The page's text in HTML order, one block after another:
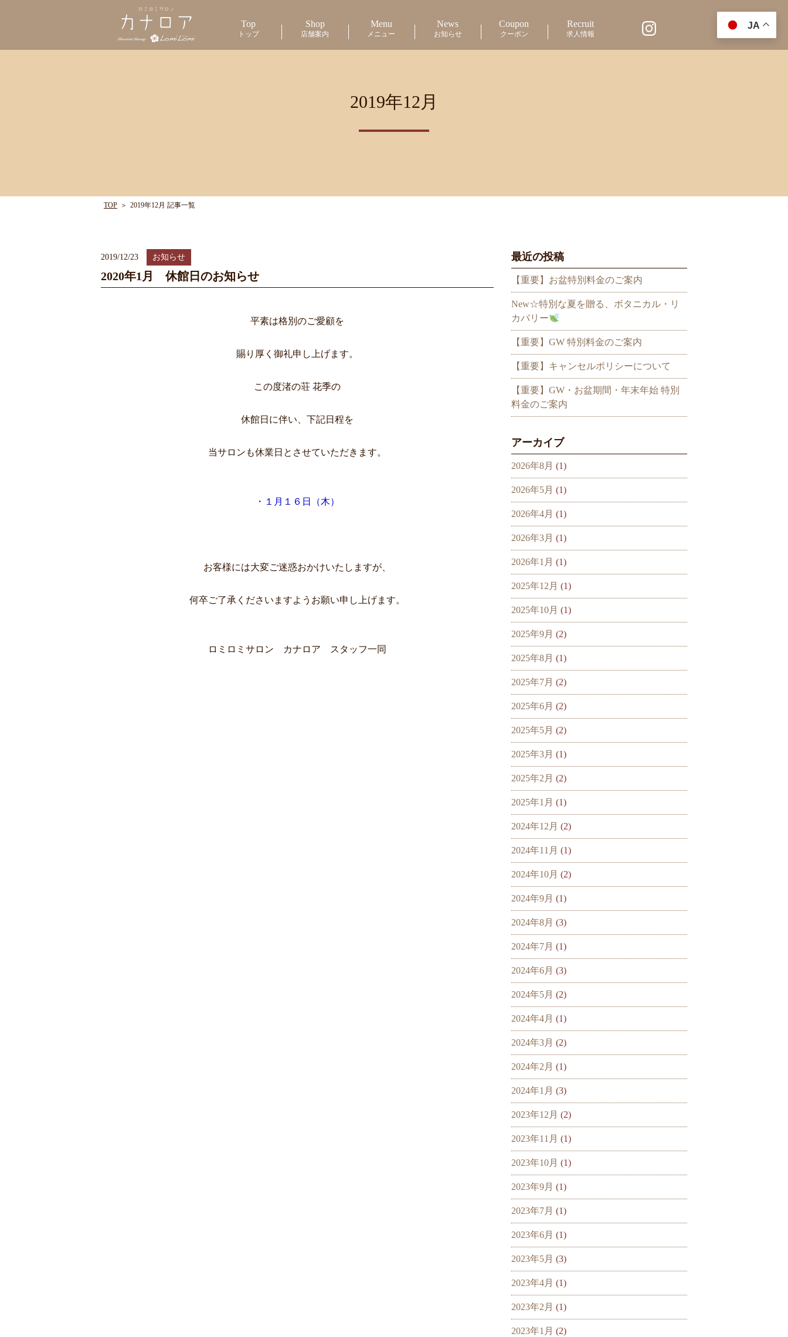
Top
トップ
Shop
店舗案内
Menu
メニュー
News
お知らせ
Coupon
クーポン
Recruit
求人情報
2019年12月
TOP ＞ 2019年12月 記事一覧
2019/12/23 お知らせ
2020年1月 休館日のお知らせ
平素は格別のご愛顧を
賜り厚く御礼申し上げます。
この度渚の荘 花季の
休館日に伴い、下記日程を
当サロンも休業日とさせていただきます。
・１月１６日（木）
お客様には大変ご迷惑おかけいたしますが、
何卒ご了承くださいますようお願い申し上げます。
ロミロミサロン カナロア スタッフ一同
最近の投稿
【重要】お盆特別料金のご案内
New☆特別な夏を贈る、ボタニカル・リ
カバリー
【重要】GW 特別料金のご案内
【重要】キャンセルポリシーについて
【重要】GW・お盆期間・年末年始 特別
料金のご案内
アーカイブ
2026年8月 (1)
2026年5月 (1)
2026年4月 (1)
2026年3月 (1)
2026年1月 (1)
2025年12月 (1)
2025年10月 (1)
2025年9月 (2)
2025年8月 (1)
2025年7月 (2)
2025年6月 (2)
2025年5月 (2)
2025年3月 (1)
2025年2月 (2)
2025年1月 (1)
2024年12月 (2)
2024年11月 (1)
2024年10月 (2)
2024年9月 (1)
2024年8月 (3)
2024年7月 (1)
2024年6月 (3)
2024年5月 (2)
2024年4月 (1)
2024年3月 (2)
2024年2月 (1)
2024年1月 (3)
2023年12月 (2)
2023年11月 (1)
2023年10月 (1)
2023年9月 (1)
2023年7月 (1)
2023年6月 (1)
2023年5月 (3)
2023年4月 (1)
2023年2月 (1)
2023年1月 (2)
JA